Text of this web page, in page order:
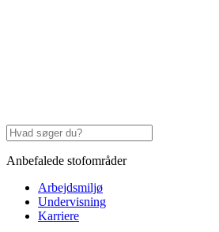
Anbefalede stofområder
Arbejdsmiljø
Undervisning
Karriere